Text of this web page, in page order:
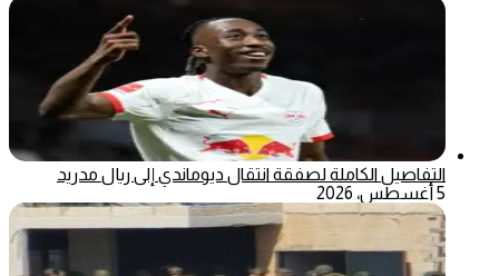
التفاصيل الكاملة لصفقة انتقال ديوماندي إلى ريال مدريد
5 أغسطس، 2026